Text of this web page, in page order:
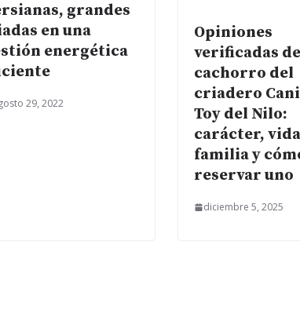
grandes
en una
energética
29, 2022
Opiniones
verificadas
cachorro del
criadero
Toy del Nilo:
carácter,
familia y
reservar uno
diciembre 5, 2025